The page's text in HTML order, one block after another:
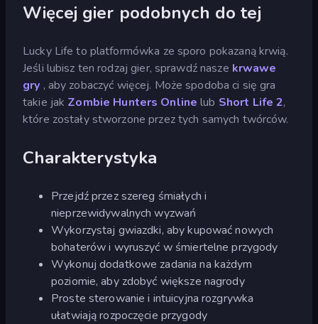
Więcej gier podobnych do tej
Lucky Life to platformówka ze sporo pokazaną krwią.
Jeśli lubisz ten rodzaj gier, sprawdź nasze krwawe
gry , aby zobaczyć więcej. Może spodoba ci się gra
takie jak Zombie Hunters Online lub Short Life 2,
które zostały stworzone przez tych samych twórców.
Charakterystyka
Przejdź przez szereg śmiałych i
nieprzewidywalnych wyzwań
Wykorzystaj gwiazdki, aby kupować nowych
bohaterów i wyruszyć w śmiertelne przygody
Wykonuj dodatkowe zadania na każdym
poziomie, aby zdobyć większe nagrody
Proste sterowanie i intuicyjna rozgrywka
ułatwiają rozpoczęcie przygody